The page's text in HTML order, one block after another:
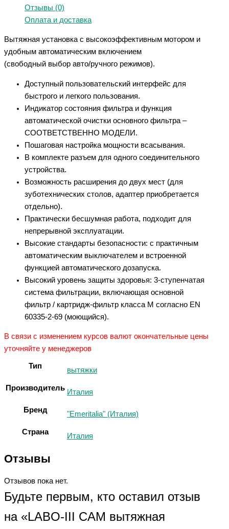
Отзывы (0)
Оплата и доставка
Вытяжная установка с высокоэффективным мотором и
удобным автоматическим включением
(свободный выбор авто/ручного режимов).
Доступный пользовательский интерфейс для
быстрого и легкого пользования.
Индикатор состояния фильтра и функция
автоматической очистки основного фильтра –
СООТВЕТСТВЕННО МОДЕЛИ.
Пошаговая настройка мощности всасывания.
В комплекте разъем для одного соединительного
устройства.
Возможность расширения до двух мест (для
зуботехнических столов, адаптер приобретается
отдельно).
Практически бесшумная работа, подходит для
непрерывной эксплуатации.
Высокие стандарты безопасности: с практичным
автоматическим выключателем и встроенной
функцией автоматического дозапуска.
Высокий уровень защиты здоровья: 3-ступенчатая
система фильтрации, включающая основной
фильтр / картридж-фильтр класса M согласно EN
60335-2-69 (моющийся).
В связи с изменением курсов валют окончательные цены
уточняйте у менеджеров
Тип вытяжки
Производитель Италия
Бренд "Emeritalia" (Италия)
Страна Италия
Отзывы
Отзывов пока нет.
Будьте первым, кто оставил отзыв
на «LABO-III CAM вытяжная